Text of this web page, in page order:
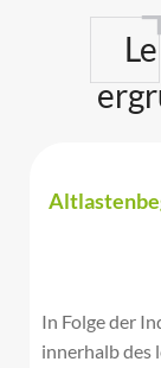
Le
In Folge der
innerhalb des